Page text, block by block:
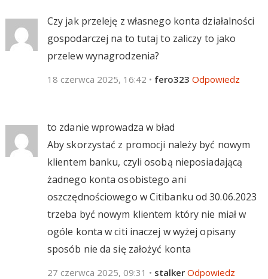
Czy jak przeleję z własnego konta działalności
gospodarczej na to tutaj to zaliczy to jako
przelew wynagrodzenia?
18 czerwca 2025, 16:42 • fero323 Odpowiedz
to zdanie wprowadza w bład
Aby skorzystać z promocji należy być nowym
klientem banku, czyli osobą nieposiadającą
żadnego konta osobistego ani
oszczędnościowego w Citibanku od 30.06.2023
trzeba być nowym klientem który nie miał w
ogóle konta w citi inaczej w wyżej opisany
sposób nie da się założyć konta
27 czerwca 2025, 09:31 • stalker Odpowiedz